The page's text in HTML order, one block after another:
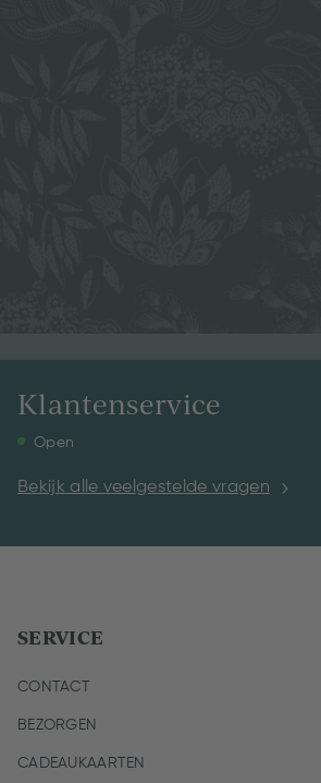
Klantenservice
Open
Bekijk alle veelgestelde vragen
SERVICE
CONTACT
BEZORGEN
CADEAUKAARTEN